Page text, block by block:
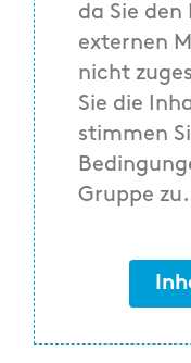
da Sie
externen
nicht
Sie die
stimmen
Gruppe zu.